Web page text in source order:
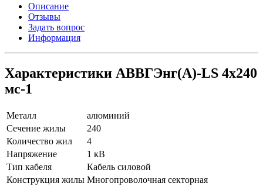
Описание
Отзывы
Задать вопрос
Информация
Характеристики АВВГЭнг(A)-LS 4х240
мс-1
Металл
алюминий
Сечение жилы
240
Количество жил
4
Напряжение
1 кВ
Тип кабеля
Кабель силовой
Конструкция жилы Многопроволочная секторная